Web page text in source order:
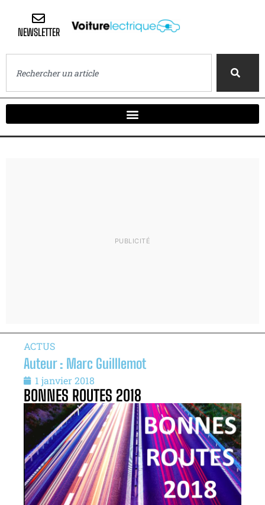
NEWSLETTER
ACTUS
Auteur : Marc Guilllemot
1 janvier 2018
BONNES ROUTES 2018